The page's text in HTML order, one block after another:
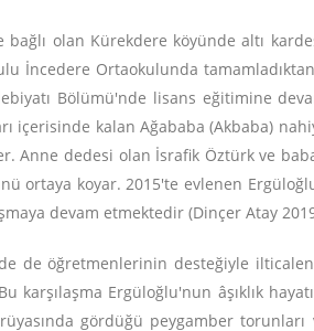
olan Kürekdere köyünde altı
İncedere Ortaokulunda
Bölümü'nde lisans eğitimine
içerisinde kalan Ağababa (Akbaba)
Anne dedesi olan İsrafik Öztürk ve
ortaya koyar. 2015'te evlenen
devam etmektedir (Dinçer Atay
de öğretmenlerinin desteğiyle
Ergüloğlu'nun âşıklık
gördüğü peygamber